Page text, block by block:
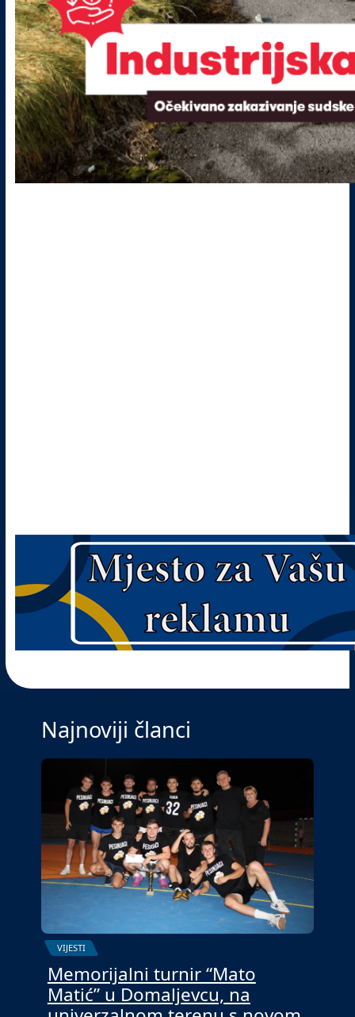
Najnoviji članci
VIJESTI
Memorijalni turnir “Mato
Matić” u Domaljevcu, na